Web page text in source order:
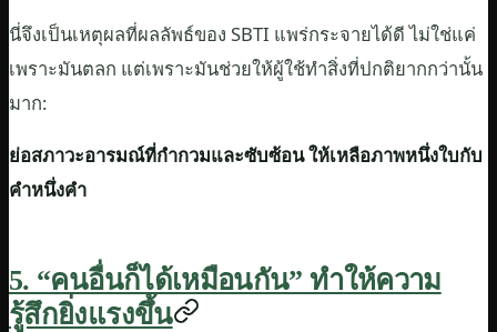
นี่จึงเป็นเหตุผลที่ผลลัพธ์ของ SBTI แพร่กระจายได้ดี ไม่ใช่แค่
เพราะมันตลก แต่เพราะมันช่วยให้ผู้ใช้ทำสิ่งที่ปกติยากกว่านั้น
มาก:
ย่อสภาวะอารมณ์ที่กำกวมและซับซ้อน ให้เหลือภาพหนึ่งใบกับ
คำหนึ่งคำ
5. “คนอื่นก็ได้เหมือนกัน” ทำให้ความ
รู้สึกยิ่งแรงขึ้น